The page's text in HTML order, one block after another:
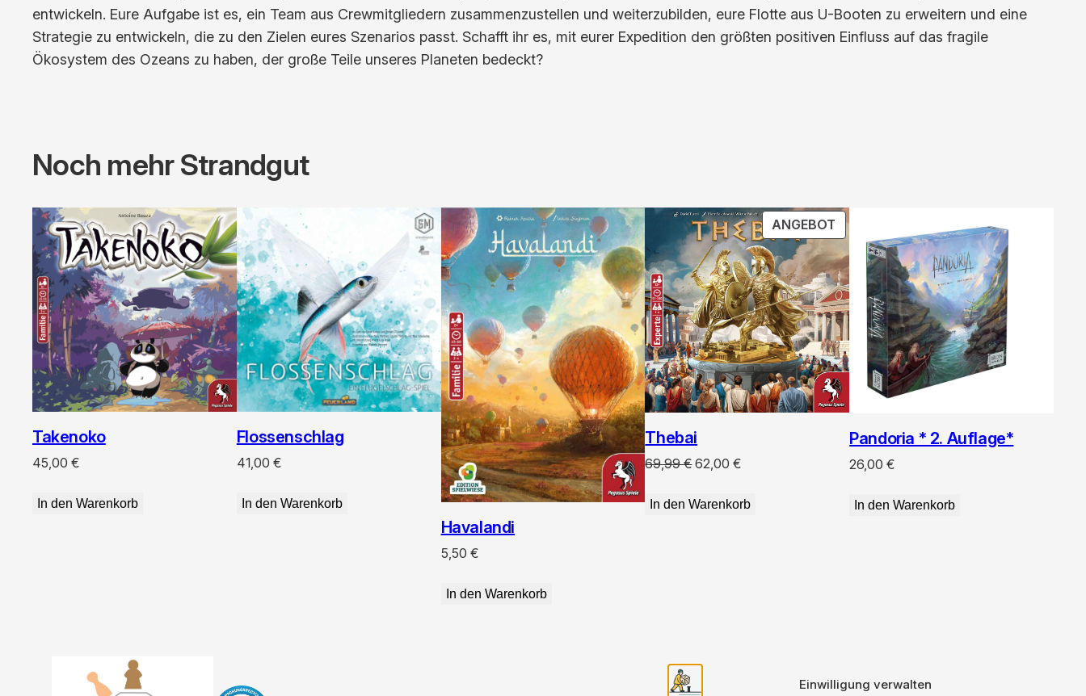
Einwilligung verwalten
e
e
M
entwickeln. Eure Aufgabe ist es, ein Team aus Crewmitgliedern zusammenzustellen und weiterzubilden, eure Flotte aus U-Booten zu erweitern und eine
Strategie zu entwickeln, die zu den Zielen eures Szenarios passt. Schafft ihr es, mit eurer Expedition den größten positiven Einfluss auf das fragile
Ökosystem des Ozeans zu haben, der große Teile unseres Planeten bedeckt?
Noch mehr Strandgut
Takenoko
45,00 €
In den Warenkorb
Flossenschlag
41,00 €
In den Warenkorb
Havalandi
5,50 €
In den Warenkorb
ANGEBOT PRODUKT
IM
ANGEBOT
Thebai
69,99€Ursprünglicher
war:
62,00€Aktueller
ist:
In den Warenkorb
Pandoria * 2. Auflage*
26,00€
In den Warenkorb